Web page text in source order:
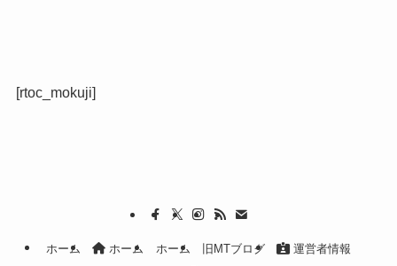
[rtoc_mokuji]
ホーム ホーム ホーム 旧MTブログ
運営者情報